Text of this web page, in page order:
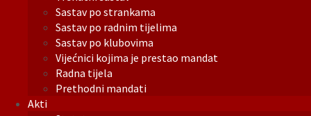
Sastav po strankama
Sastav po radnim tijelima
Sastav po klubovima
Vijećnici kojima je prestao mandat
Radna tijela
Prethodni mandati
Akti